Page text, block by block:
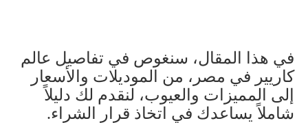
في هذا المقال، سنغوص في تفاصيل عالم
كاريير في مصر، من الموديلات والأسعار
إلى المميزات والعيوب، لنقدم لك دليلاً
شاملاً يساعدك في اتخاذ قرار الشراء.